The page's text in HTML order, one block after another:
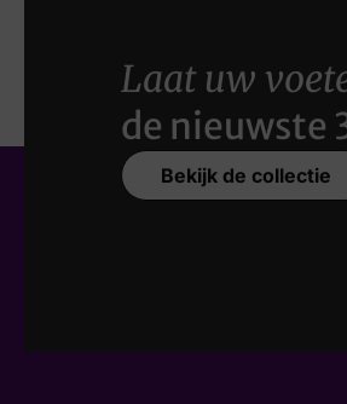
Laat uw
de nieuwste
Bekijk de collectie